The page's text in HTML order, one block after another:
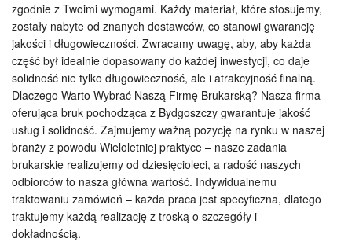
zgodnie z Twoimi wymogami. Każdy materiał, które stosujemy,
zostały nabyte od znanych dostawców, co stanowi gwarancję
jakości i długowieczności. Zwracamy uwagę, aby, aby każda
część był idealnie dopasowany do każdej inwestycji, co daje
solidność nie tylko długowieczność, ale i atrakcyjność finalną.
Dlaczego Warto Wybrać Naszą Firmę Brukarską? Nasza firma
oferująca bruk pochodząca z Bydgoszczy gwarantuje jakość
usług i solidność. Zajmujemy ważną pozycję na rynku w naszej
branży z powodu Wieloletniej praktyce – nasze zadania
brukarskie realizujemy od dziesięcioleci, a radość naszych
odbiorców to nasza główna wartość. Indywidualnemu
traktowaniu zamówień – każda praca jest specyficzna, dlatego
traktujemy każdą realizację z troską o szczegóły i
dokładnością.